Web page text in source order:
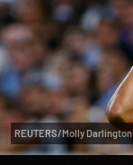
REUTERS/Molly Darlington